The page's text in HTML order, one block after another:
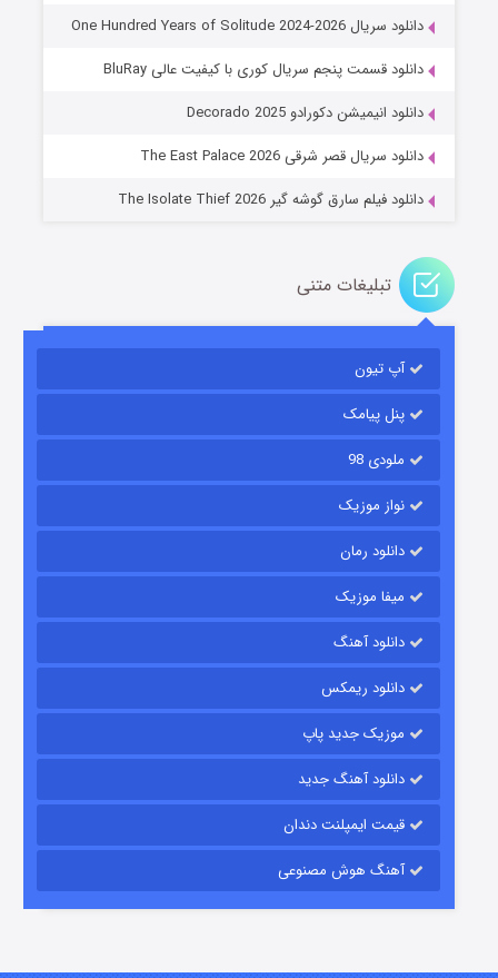
عملیات آپارتمان
قسمت۲ (زیرنویس) منتشر شد
قسمت
دانلود سریال One Hundred Years of Solitude 2024-2026
دانلود قسمت پنجم سریال کوری با کیفیت عالی BluRay
دانلود انیمیشن دکورادو Decorado 2025
دانلود سریال قصر شرقی The East Palace 2026
دانلود فیلم سارق گوشه گیر The Isolate Thief 2026
تبلیغات متنی
آپ تیون
پنل پیامک
ملودی 98
نواز موزیک
دانلود رمان
میفا موزیک
دانلود آهنگ
دانلود ریمکس
موزیک جدید پاپ
دانلود آهنگ جدید
قیمت ایمپلنت دندان
آهنگ هوش مصنوعی